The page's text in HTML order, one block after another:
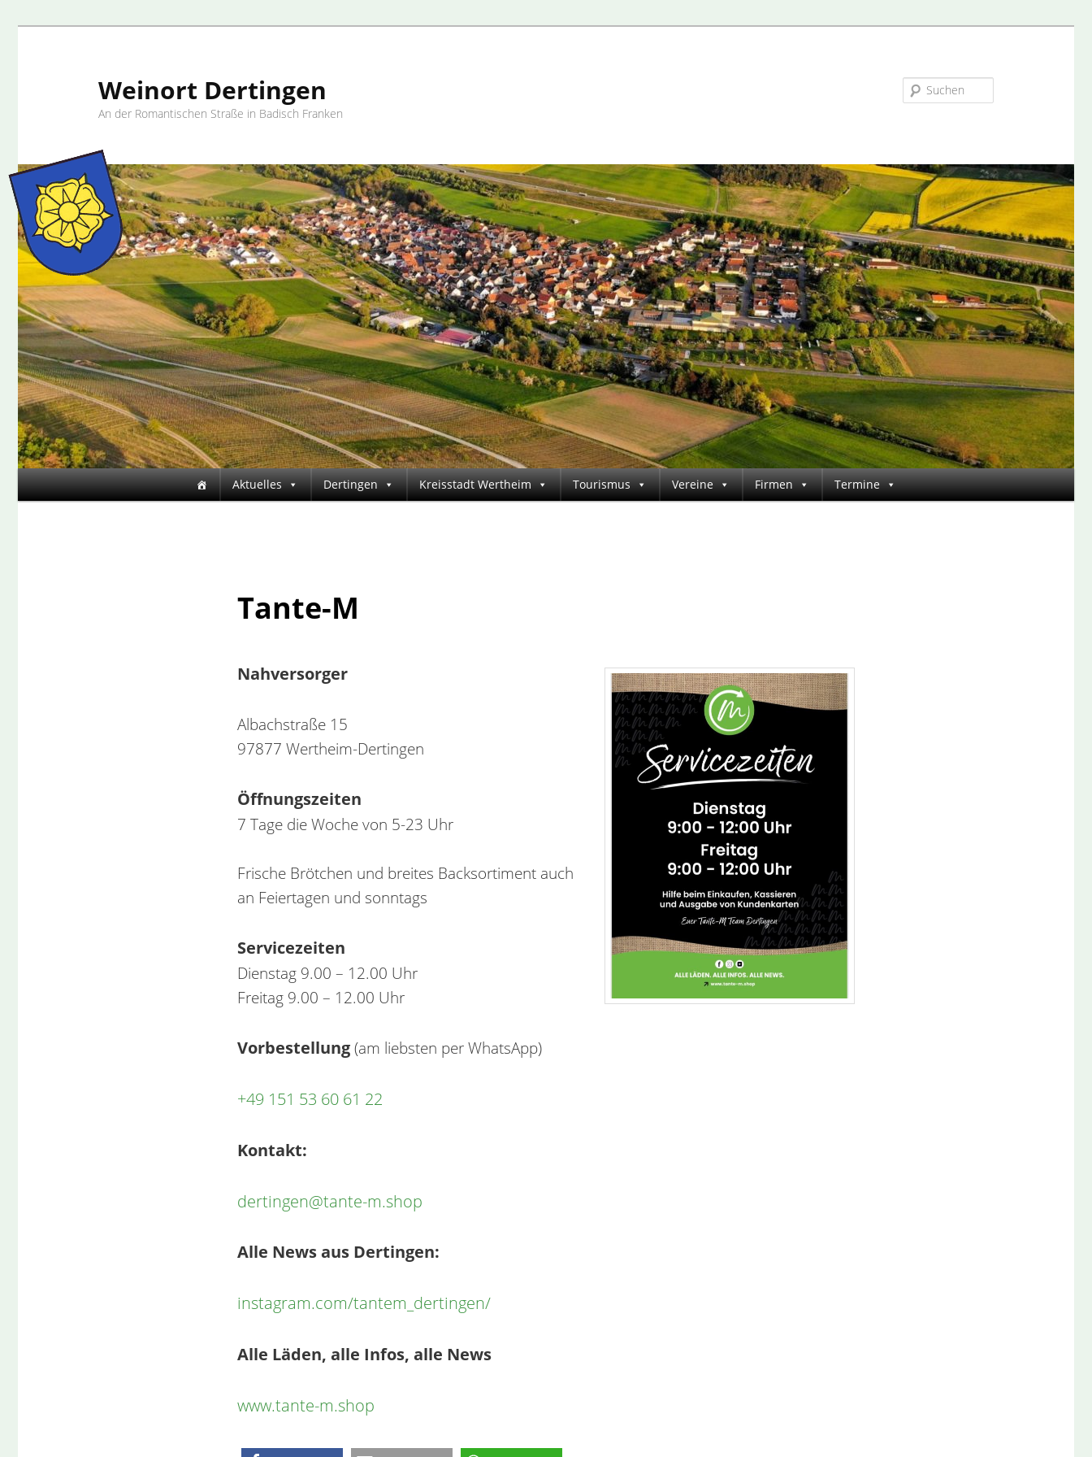
Weinort Dertingen
An der Romantischen Straße in Badisch Franken
Hauptmenü
Zum Aktuelles Dertingen Kreisstadt Wertheim Tourismus Vereine Firmen Termine
Tante-M
Nahversorger
Albachstraße 15
97877 Wertheim-Dertingen
Öffnungszeiten
7 Tage die Woche von 5-23 Uhr
Frische Brötchen und breites Backsortiment auch
an Feiertagen und sonntags
Servicezeiten
Dienstag 9.00 – 12.00 Uhr
Freitag 9.00 – 12.00 Uhr
Vorbestellung(am liebsten per WhatsApp)
+49 151 53 60 61 22
Kontakt:
dertingen@tante-m.shop
Alle News aus Dertingen:
instagram.com/tantem_dertingen/
Alle Läden, alle Infos, alle News
www.tante-m.shop